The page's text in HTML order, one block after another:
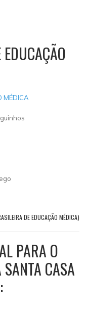
MÉDICA
DE EDUCAÇÃO MÉDICA)
PARA O
CASA